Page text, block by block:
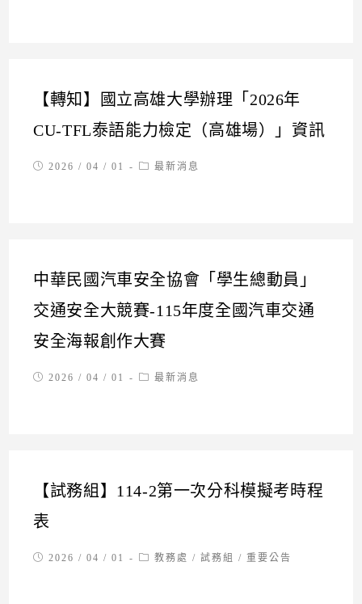
【轉知】國立高雄大學辦理「2026年
CU-TFL泰語能力檢定（高雄場）」資訊
Post2026 / 04 / 01
Post最新消息
中華民國汽車安全協會「學生總動員」
交通安全大競賽-115年度全國汽車交通
安全海報創作大賽
Post2026 / 04 / 01
Post最新消息
【試務組】114-2第一次分科模擬考時程
表
Post2026 / 04 / 01
Post教務處 / 試務組 / 重要公告